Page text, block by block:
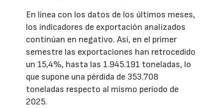
En línea con los datos de los últimos meses,
los indicadores de exportación analizados
continúan en negativo. Así, en el primer
semestre las exportaciones han retrocedido
un 15,4%, hasta las 1.945.191 toneladas, lo
que supone una pérdida de 353.708
toneladas respecto al mismo período de
2025.